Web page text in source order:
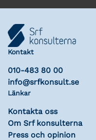
Kontakt
010-483 80 00
info@srfkonsult.se
Länkar
Kontakta oss
Om Srf konsulterna
Press och opinion